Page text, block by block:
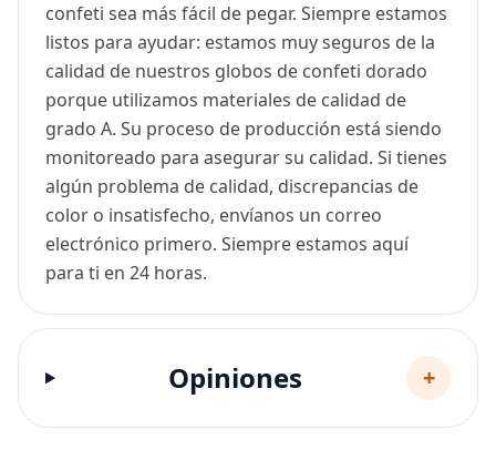
confeti sea más fácil de pegar. Siempre estamos
listos para ayudar: estamos muy seguros de la
calidad de nuestros globos de confeti dorado
porque utilizamos materiales de calidad de
grado A. Su proceso de producción está siendo
monitoreado para asegurar su calidad. Si tienes
algún problema de calidad, discrepancias de
color o insatisfecho, envíanos un correo
electrónico primero. Siempre estamos aquí
para ti en 24 horas.
Opiniones +